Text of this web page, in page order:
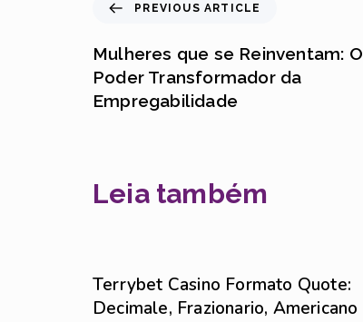
PREVIOUS ARTICLE
Mulheres que se Reinventam: O
Poder Transformador da
Empregabilidade
Leia também
Terrybet Casino Formato Quote:
Decimale, Frazionario, Americano